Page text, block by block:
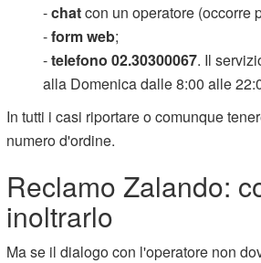
-chatcon un operatore (occorre
-form web;
-telefono 02.30300067. Il
alla Domenica dalle 8:00 alle
In tutti i casi riportare o comunque
numero d'ordine.
Reclamo Zalando:
inoltrarlo
Ma se il dialogo con l'operatore non